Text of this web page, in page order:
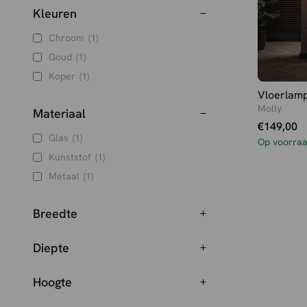
Kleuren
Chroom (1)
Goud (1)
Koper (1)
Materiaal
Glas (1)
Kunststof (1)
Metaal (1)
Breedte
Diepte
Hoogte
Molly
€149,00
Op